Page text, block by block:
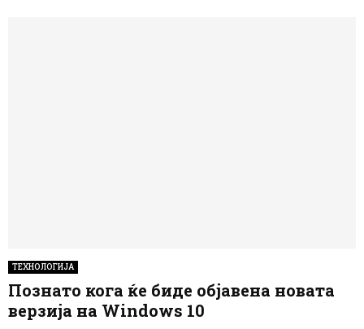
ТЕХНОЛОГИЈА
Познато кога ќе биде објавена новата
верзија на Windows 10